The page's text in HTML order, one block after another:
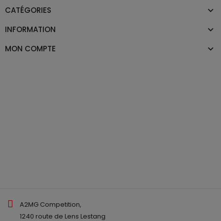
CATÉGORIES
INFORMATION
MON COMPTE
A2MG Competition,
1240 route de Lens Lestang